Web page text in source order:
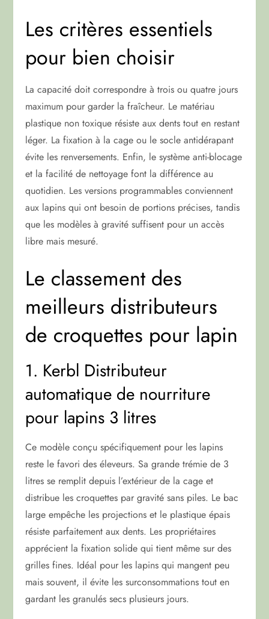
Les critères essentiels
pour bien choisir
La capacité doit correspondre à trois ou quatre jours
maximum pour garder la fraîcheur. Le matériau
plastique non toxique résiste aux dents tout en restant
léger. La fixation à la cage ou le socle antidérapant
évite les renversements. Enfin, le système anti-blocage
et la facilité de nettoyage font la différence au
quotidien. Les versions programmables conviennent
aux lapins qui ont besoin de portions précises, tandis
que les modèles à gravité suffisent pour un accès
libre mais mesuré.
Le classement des
meilleurs distributeurs
de croquettes pour lapin
1. Kerbl Distributeur
automatique de nourriture
pour lapins 3 litres
Ce modèle conçu spécifiquement pour les lapins
reste le favori des éleveurs. Sa grande trémie de 3
litres se remplit depuis l’extérieur de la cage et
distribue les croquettes par gravité sans piles. Le bac
large empêche les projections et le plastique épais
résiste parfaitement aux dents. Les propriétaires
apprécient la fixation solide qui tient même sur des
grilles fines. Idéal pour les lapins qui mangent peu
mais souvent, il évite les surconsommations tout en
gardant les granulés secs plusieurs jours.